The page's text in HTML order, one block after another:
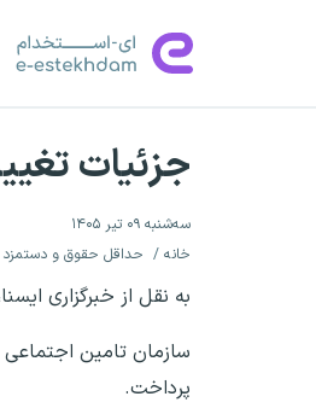
جزئیات تغییر
سه‌شنبه ۰۹ تیر ۱۴۰۵
خانه
حداقل حقوق و دستمزد
به نقل از خبرگزاری
سازمان تامین
پرداخت.